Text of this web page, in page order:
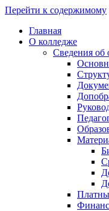
Перейти к содержимому
Главная
О колледже
Сведения об